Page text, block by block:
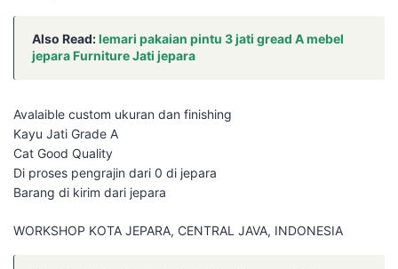
Also Read:lemari pakaian pintu 3 jati gread A mebel
jepara Furniture Jati jepara
Avalaible custom ukuran dan finishing
Kayu Jati Grade A
Cat Good Quality
Di proses pengrajin dari 0 di jepara
Barang di kirim dari jepara
WORKSHOP KOTA JEPARA, CENTRAL JAVA, INDONESIA